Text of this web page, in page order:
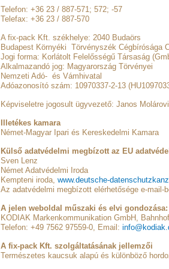
Telefon: +36 23 / 887-571; 572; -57
Telefax: +36 23 / 887-570
A fix-pack Kft. székhelye: 2040 Budaörs
Budapest Környéki Törvényszék Cégbírósága
Jogi forma: Korlátolt Felelősségű Társaság
Alkalmazandó jog: Magyarország Törvényei
Nemzeti Adó- és Vámhivatal
Adóazonosító szám: 10970337-2-13
Képviseletre jogosult ügyvezető: Janos
Illetékes kamara
Német-Magyar Ipari és Kereskedelmi Kamara
Külső adatvédelmi megbízott az EU
Sven Lenz
Német Adatvédelmi Iroda
Kempteni iroda, www.deutsche-
Az adatvédelmi megbízott elérhetősége e-mail-
A jelen weboldal műszaki és elvi gondozása:
KODIAK Markenkommunikation GmbH,
Telefon: +49 7562 97559-0, Email:
A fix-pack Kft. szolgáltatásának jellemzői
Természetes kaucsuk alapú és különböző